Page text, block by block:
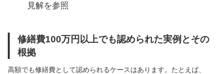
見解を参照
修繕費100万円以上でも認められた実例とその
根拠
高額でも修繕費として認められるケースはあります。たとえば、